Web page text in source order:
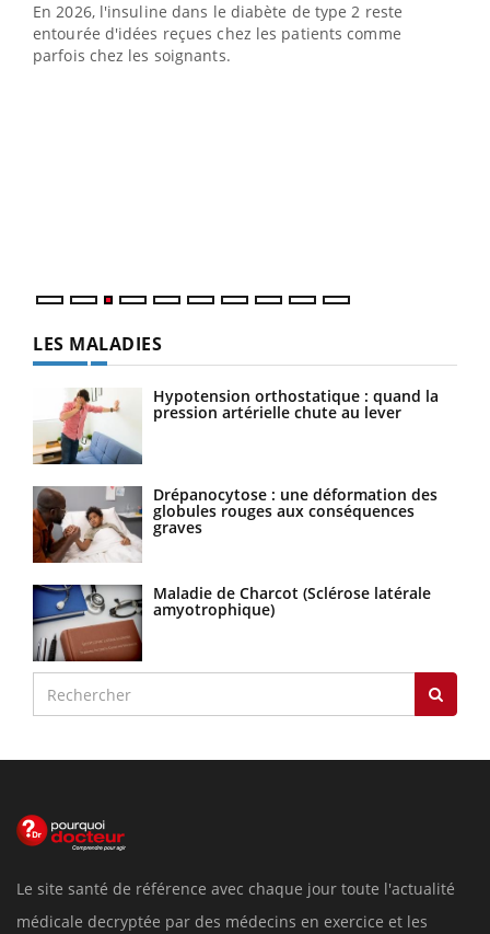
En 2026, l'insuline dans le diabète de type 2 reste
entourée d'idées reçues chez les patients comme
parfois chez les soignants.
LES MALADIES
Hypotension orthostatique : quand la
pression artérielle chute au lever
Drépanocytose : une déformation des
globules rouges aux conséquences
graves
Maladie de Charcot (Sclérose latérale
amyotrophique)
Le site santé de référence avec chaque jour toute l'actualité
médicale decryptée par des médecins en exercice et les